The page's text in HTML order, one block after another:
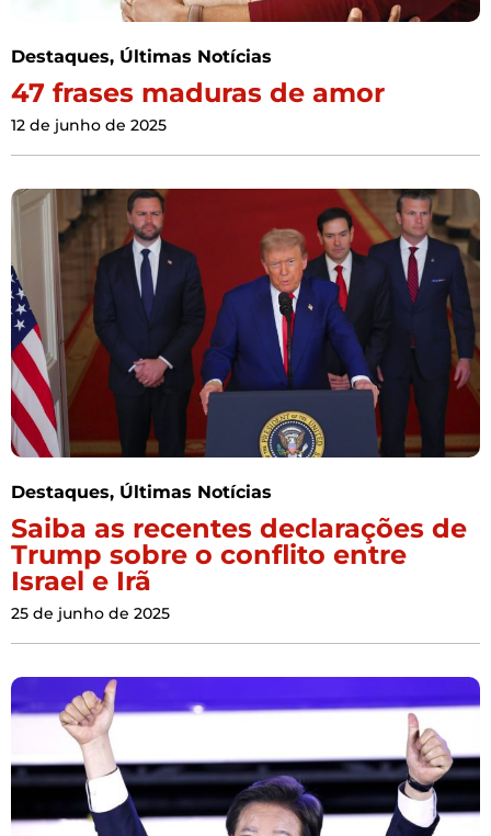
Destaques, Últimas Notícias
47 frases maduras de amor
12 de junho de 2025
Destaques, Últimas Notícias
Saiba as recentes declarações de
Trump sobre o conflito entre
Israel e Irã
25 de junho de 2025